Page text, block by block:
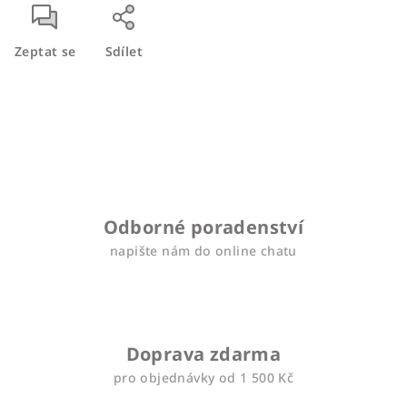
Zeptat se Sdílet
Odborné poradenství
napište nám do online chatu
Doprava zdarma
pro objednávky od 1 500 Kč